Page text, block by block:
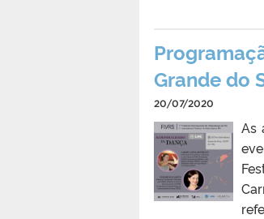
Grande do
20/07/2020
As